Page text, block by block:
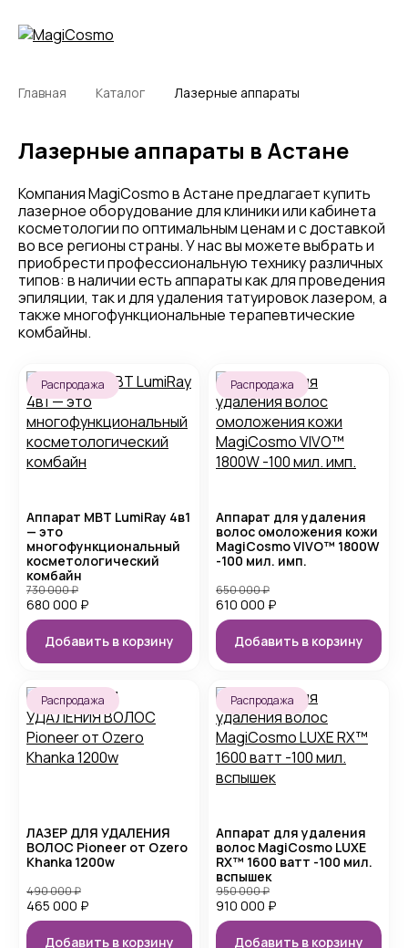
Главная Каталог Лазерные аппараты
Лазерные аппараты в Астане
Компания MagiCosmo в Астане предлагает купить
лазерное оборудование для клиники или кабинета
косметологии по оптимальным ценам и с доставкой
во все регионы страны. У нас вы можете выбрать и
приобрести профессиональную технику различных
типов: в наличии есть аппараты как для проведения
эпиляции, так и для удаления татуировок лазером, а
также многофункциональные терапевтические
комбайны.
Распродажа
Аппарат MBT LumiRay 4в1
— это
многофункциональный
косметологический
комбайн
680 000 ₽
730 000₽
Добавить в корзину
Распродажа
Аппарат для удаления
волос омоложения кожи
MagiCosmo VIVO™ 1800W
-100 мил. имп.
610 000 ₽
650 000₽
Добавить в корзину
Распродажа
ЛАЗЕР ДЛЯ УДАЛЕНИЯ
ВОЛОС Pioneer от Ozero
Khanka 1200w
465 000 ₽
490 000₽
Добавить в корзину
Распродажа
Аппарат для удаления
волос MagiCosmo LUXE
RX™ 1600 ватт -100 мил.
вспышек
910 000 ₽
950 000₽
Добавить в корзину